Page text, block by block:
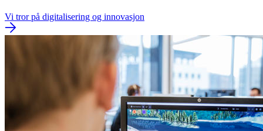
Vi tror på digitalisering og innovasjon